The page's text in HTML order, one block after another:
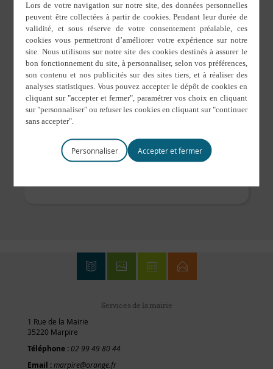
DÉTAILS
Date :
29 juin 2025
Heure :
11 h 00 min à 19 h 00
min
LIEU
terrain de foot
ORGANISATEUR
OGEC
Services de la mairie
1 Rue de la Mairie
35220 Marpire
Téléphone : 02 99 49 80 44
Email :marpire@orange.fr
Personnaliser